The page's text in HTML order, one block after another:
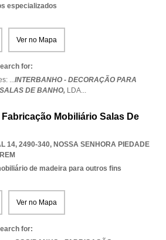
especializados
Ver no Mapa
for:
...INTERBANHO - DECORAÇÃO PARA
DE BANHO, LDA...
Mobiliário Salas De
14, 2490-340, NOSSA SENHORA PIEDADE
de madeira para outros fins
Ver no Mapa
for: